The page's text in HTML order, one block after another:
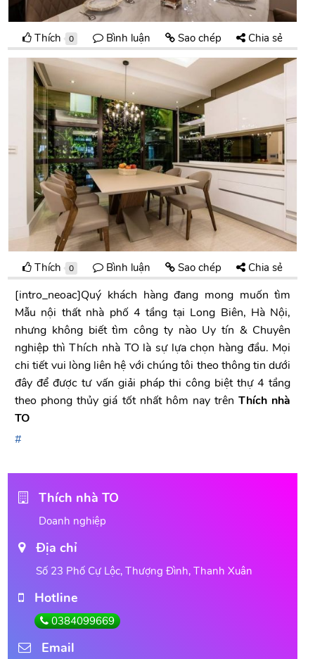
Thích 0 Bình luận Sao chép Chia sẻ
Thích 0 Bình luận Sao chép Chia sẻ
[intro_neoac]Quý khách hàng đang mong muốn tìm
Mẫu nội thất nhà phố 4 tầng tại Long Biên, Hà Nội,
nhưng không biết tìm công ty nào Uy tín & Chuyên
nghiệp thì Thích nhà TO là sự lựa chọn hàng đầu. Mọi
chi tiết vui lòng liên hệ với chúng tôi theo thông tin dưới
đây để được tư vấn giải pháp thi công biệt thự 4 tầng
theo phong thủy giá tốt nhất hôm nay trênThích nhà
TO
Thích nhà TO
Doanh nghiệp
Địa chỉ
Số 23 Phố Cự Lộc, Thượng Đình, Thanh Xuân
Hotline
0384099669
Email